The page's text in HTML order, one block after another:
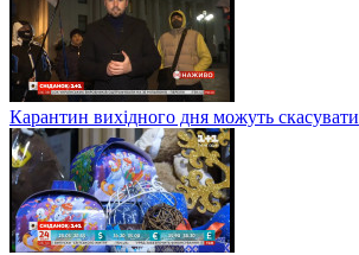
Карантин вихідного дня можуть скасувати